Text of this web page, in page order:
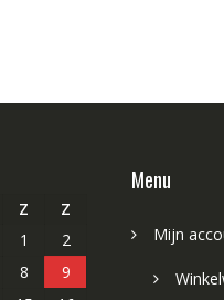
Z
Z
1
2
8
9
Menu
Mijn